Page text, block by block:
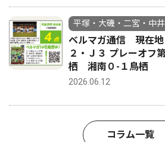
平塚・大磯・二宮・中井
ベルマガ通信 現在
２・Ｊ３ プレーオフ
栖 湘南０-１鳥栖
2026.06.12
コラム一覧